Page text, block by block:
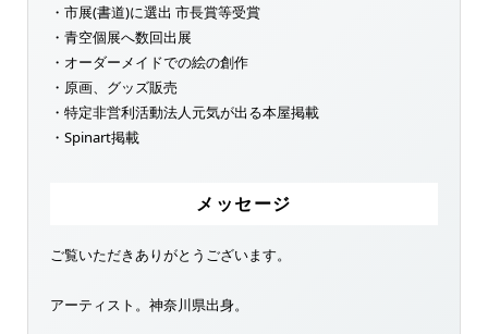
・市展(書道)に選出 市長賞等受賞
・青空個展へ数回出展
・オーダーメイドでの絵の創作
・原画、グッズ販売
・特定非営利活動法人元気が出る本屋掲載
・Spinart掲載
メッセージ
ご覧いただきありがとうございます。
アーティスト。神奈川県出身。